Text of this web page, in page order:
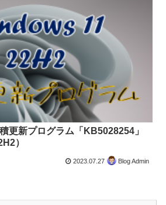
更新プログラム「KB5028254」
）
2023.07.27 Blog Admin